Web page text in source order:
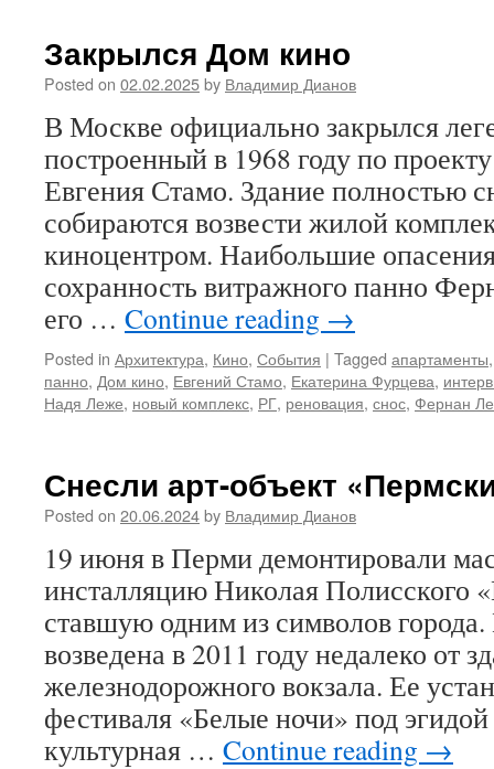
Закрылся Дом кино
Posted on 02.02.2025by Владимир Дианов
В Москве официально закрылся
построенный в 1968 году по
Евгения Стамо. Здание полностью
собираются возвести жилой
киноцентром. Наибольшие
сохранность витражного панно
его … Continue reading →
Posted in Архитектура, Кино, События | Tagged апартаменты
панно, Дом кино, Евгений Стамо, Екатерина Фурцева,
Надя Леже, новый комплекс, РГ, реновация, снос, Фернан
Снесли арт-объект
Posted on 20.06.2024by Владимир Дианов
19 июня в Перми демонтировали
инсталляцию Николая Полисского
ставшую одним из символов
возведена в 2011 году недалеко от
железнодорожного вокзала. Ее
фестиваля «Белые ночи» под
культурная … Continue reading →